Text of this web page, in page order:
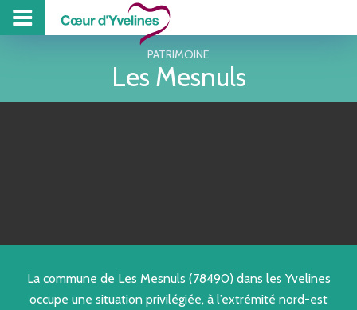
PATRIMOINE
Les Mesnuls
La commune de Les Mesnuls (78490) dans les Yvelines
occupe une situation privilégiée, à l’extrémité nord-est